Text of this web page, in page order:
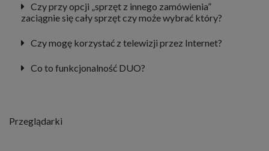
Czy przy opcji „sprzęt z innego zamówienia”
zaciągnie się cały sprzęt czy może wybrać który?
Czy mogę korzystać z telewizji przez Internet?
Co to funkcjonalność DUO?
Przeglądarki